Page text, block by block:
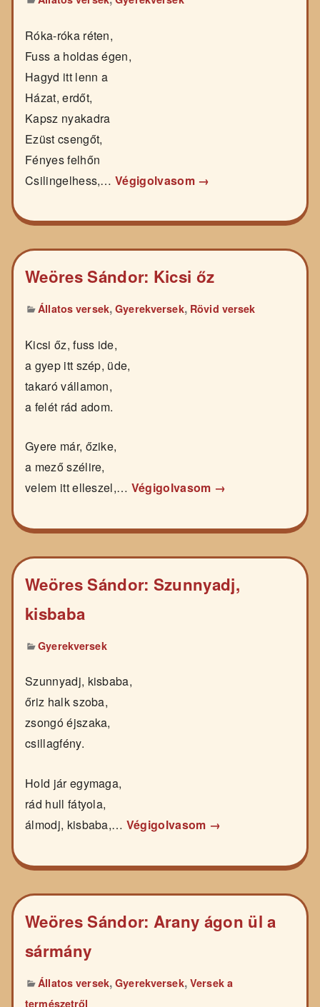
Róka-róka réten,
Fuss a holdas égen,
Hagyd itt lenn a
Házat, erdőt,
Kapsz nyakadra
Ezüst csengőt,
Fényes felhőn
Csilingelhess,…Végigolvasom →
Weöres Sándor: Kicsi őz
Állatos versek,Gyerekversek, Rövid versek
Kicsi őz, fuss ide,
a gyep itt szép, üde,
takaró vállamon,
a felét rád adom.
Gyere már, őzike,
a mező szélire,
velem itt elleszel,… Végigolvasom →
Weöres Sándor: Szunnyadj,
kisbaba
Gyerekversek
Szunnyadj, kisbaba,
őriz halk szoba,
zsongó éjszaka,
csillagfény.
Hold jár egymaga,
rád hull fátyola,
álmodj, kisbaba,… Végigolvasom →
Weöres Sándor: Arany ágon ül a
sármány
Állatos versek,Gyerekversek,Versek a
természetről